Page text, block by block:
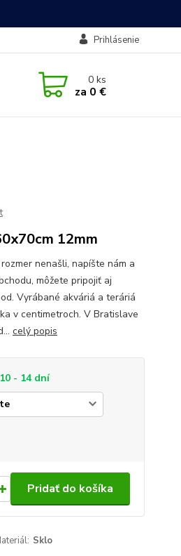
Prihlásenie
0ks
za 0 €
12mm
nenašli, napíšte nám a
môžete pripojiť aj
Vyrábané akváriá a teráriá
v centimetroch. V Bratislave
celý popis
- 14 dní
Pridať do košíka
Sklo